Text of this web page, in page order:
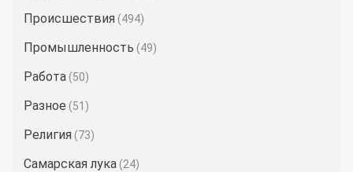
Происшествия (494)
Промышленность (49)
Работа (50)
Разное (51)
Религия (73)
Самарская лука (24)